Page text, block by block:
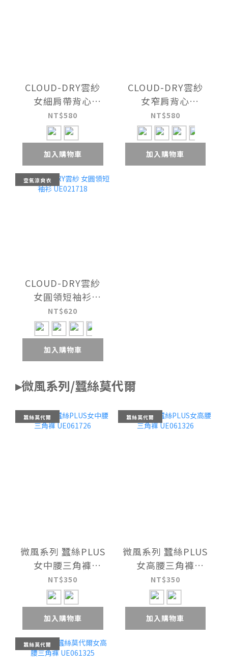
CLOUD-DRY雲紗
女細肩帶背心
UE040518
NT$580
加入購物車
CLOUD-DRY雲紗
女窄肩背心
UE040618
NT$580
加入購物車
空氣涼爽衣
CLOUD-DRY雲紗
女圓領短袖衫
UE021718
NT$620
加入購物車
▸微風系列/蠶絲莫代爾
蠶絲莫代爾
微風系列 蠶絲PLUS
女中腰三角褲
UE061726
NT$350
加入購物車
蠶絲莫代爾
微風系列 蠶絲PLUS
女高腰三角褲
UE061326
NT$350
加入購物車
蠶絲莫代爾